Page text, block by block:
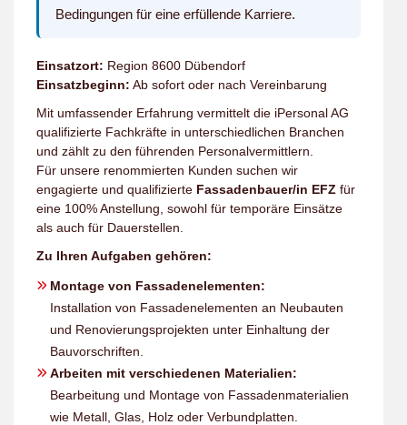
Bedingungen für eine erfüllende Karriere.
Einsatzort: Region 8600 Dübendorf
Einsatzbeginn: Ab sofort oder nach Vereinbarung
Mit umfassender Erfahrung vermittelt die iPersonal AG
qualifizierte Fachkräfte in unterschiedlichen Branchen
und zählt zu den führenden Personalvermittlern.
Für unsere renommierten Kunden suchen wir
engagierte und qualifizierte Fassadenbauer/in EFZ für
eine 100% Anstellung, sowohl für temporäre Einsätze
als auch für Dauerstellen.
Zu Ihren Aufgaben gehören:
Montage von Fassadenelementen:
Installation von Fassadenelementen an Neubauten
und Renovierungsprojekten unter Einhaltung der
Bauvorschriften.
Arbeiten mit verschiedenen Materialien:
Bearbeitung und Montage von Fassadenmaterialien
wie Metall, Glas, Holz oder Verbundplatten.